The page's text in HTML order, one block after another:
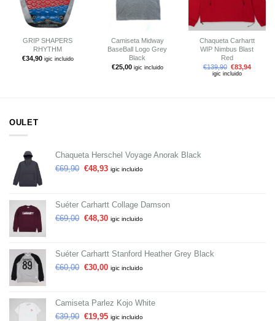
GRIP SHAPERS
RHYTHM
€34,90 igic incluido
Camiseta Midway
BaseBall Logo Grey
Black
€25,00 igic incluido
Chaqueta Carhartt
WIP Nimbus Blast
Red
€139,90 €83,94
igic incluido
OULET
Chaqueta Herschel Voyage Anorak Black
€69,90 €48,93 igic incluido
Suéter Carhartt Collage Damson
€69,00 €48,30 igic incluido
Suéter Carhartt Stanford Heather Grey Black
€60,00 €30,00 igic incluido
Camiseta Parlez Kojo White
€39,90 €19,95 igic incluido